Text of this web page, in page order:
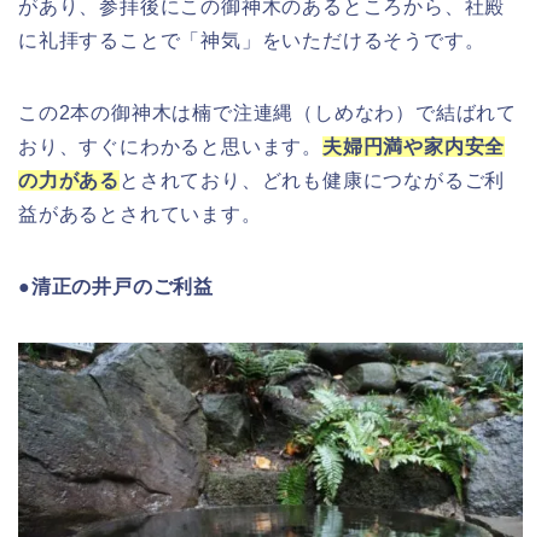
があり、参拝後にこの御神木のあるところから、社殿
に礼拝することで「神気」をいただけるそうです。
この2本の御神木は楠で注連縄（しめなわ）で結ばれて
おり、すぐにわかると思います。 夫婦円満や家内安全
の力がある とされており、どれも健康につながるご利
益があるとされています。
●清正の井戸のご利益